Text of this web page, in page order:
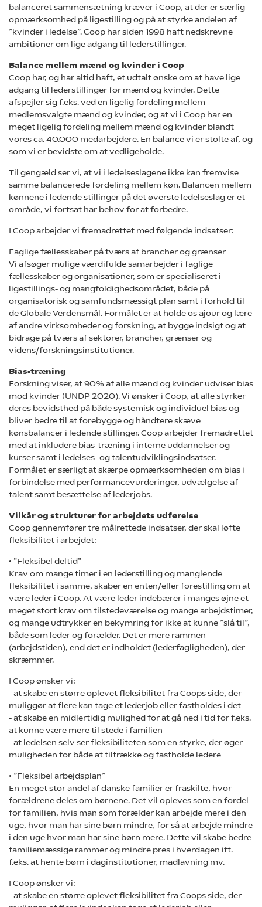
balanceret sammensætning kræver i Coop, at der er særlig
opmærksomhed på ligestilling og på at styrke andelen af
”kvinder i ledelse”. Coop har siden 1998 haft nedskrevne
ambitioner om lige adgang til lederstillinger.
Balance mellem mænd og kvinder i Coop
Coop har, og har altid haft, et udtalt ønske om at have lige
adgang til lederstillinger for mænd og kvinder. Dette
afspejler sig f.eks. ved en ligelig fordeling mellem
medlemsvalgte mænd og kvinder, og at vi i Coop har en
meget ligelig fordeling mellem mænd og kvinder blandt
vores ca. 40.000 medarbejdere. En balance vi er stolte af, og
som vi er bevidste om at vedligeholde.
Til gengæld ser vi, at vi i ledelseslagene ikke kan fremvise
samme balancerede fordeling mellem køn. Balancen mellem
kønnene i ledende stillinger på det øverste ledelseslag er et
område, vi fortsat har behov for at forbedre.
I Coop arbejder vi fremadrettet med følgende indsatser:
Faglige fællesskaber på tværs af brancher og grænser
Vi afsøger mulige værdifulde samarbejder i faglige
fællesskaber og organisationer, som er specialiseret i
ligestillings- og mangfoldighedsområdet, både på
organisatorisk og samfundsmæssigt plan samt i forhold til
de Globale Verdensmål. Formålet er at holde os ajour og lære
af andre virksomheder og forskning, at bygge indsigt og at
bidrage på tværs af sektorer, brancher, grænser og
videns/forskningsinstitutioner.
Bias-træning
Forskning viser, at 90% af alle mænd og kvinder udviser bias
mod kvinder (UNDP 2020). Vi ønsker i Coop, at alle styrker
deres bevidsthed på både systemisk og individuel bias og
bliver bedre til at forebygge og håndtere skæve
kønsbalancer i ledende stillinger. Coop arbejder fremadrettet
med at inkludere bias-træning i interne uddannelser og
kurser samt i ledelses- og talentudviklingsindsatser.
Formålet er særligt at skærpe opmærksomheden om bias i
forbindelse med performancevurderinger, udvælgelse af
talent samt besættelse af lederjobs.
Vilkår og strukturer for arbejdets udførelse
Coop gennemfører tre målrettede indsatser, der skal løfte
fleksibilitet i arbejdet:
• ”Fleksibel deltid”
Krav om mange timer i en lederstilling og manglende
fleksibilitet i samme, skaber en enten/eller forestilling om at
være leder i Coop. At være leder indebærer i manges øjne et
meget stort krav om tilstedeværelse og mange arbejdstimer,
og mange udtrykker en bekymring for ikke at kunne ”slå til”,
både som leder og forælder. Det er mere rammen
(arbejdstiden), end det er indholdet (lederfagligheden), der
skræmmer.
I Coop ønsker vi:
- at skabe en større oplevet fleksibilitet fra Coops side, der
muliggør at flere kan tage et lederjob eller fastholdes i det
- at skabe en midlertidig mulighed for at gå ned i tid for f.eks.
at kunne være mere til stede i familien
- at ledelsen selv ser fleksibiliteten som en styrke, der øger
muligheden for både at tiltrække og fastholde ledere
• ”Fleksibel arbejdsplan”
En meget stor andel af danske familier er fraskilte, hvor
forældrene deles om børnene. Det vil opleves som en fordel
for familien, hvis man som forælder kan arbejde mere i den
uge, hvor man har sine børn mindre, for så at arbejde mindre
i den uge hvor man har sine børn mere. Dette vil skabe bedre
familiemæssige rammer og mindre pres i hverdagen ift.
f.eks. at hente børn i daginstitutioner, madlavning mv.
I Coop ønsker vi:
- at skabe en større oplevet fleksibilitet fra Coops side, der